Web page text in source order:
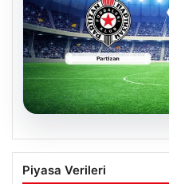
06.08.2026
CANLI | Partizan –
Maç Anlatımı
Piyasa Verileri